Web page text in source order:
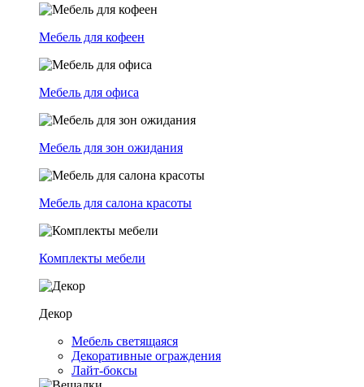
Мебель для кофеен
Мебель для офиса
Мебель для зон ожидания
Мебель для салона красоты
Комплекты мебели
Декор
Мебель светящаяся
Декоративные ограждения
Лайт-боксы